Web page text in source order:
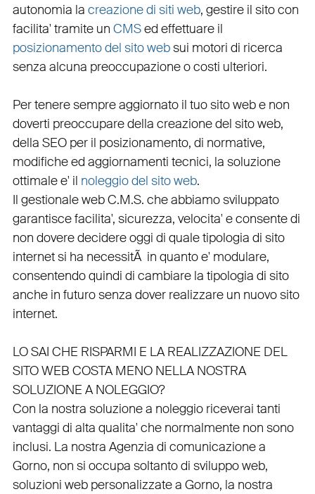
autonomia la creazione di siti web, gestire il sito con
facilita' tramite un CMSed effettuare il
posizionamento del sito websui motori di ricerca
senza alcuna preoccupazione o costi ulteriori.
Per tenere sempre aggiornato il tuo sito web e non
doverti preoccupare della creazione del sito web,
della SEOper il posizionamento, di normative,
modifiche ed aggiornamenti tecnici, la soluzione
ottimale e' il noleggio del sito web.
Il gestionale web C.M.S. che abbiamo sviluppato
garantiscefacilita', sicurezza, velocita' e consente di
non dovere decidere oggi di quale tipologia di sito
internet si ha necessitÃ in quanto e' modulare,
consentendo quindi di cambiare la tipologia di sito
anche in futuro senza dover realizzare un nuovo sito
internet.
LO SAI CHE RISPARMI E LA REALIZZAZIONE DEL
SITO WEB COSTA MENO NELLA NOSTRA
SOLUZIONE A NOLEGGIO?
Con la nostra soluzione a noleggio riceverai tanti
vantaggi di alta qualita' che normalmente non sono
inclusi. La nostra Agenzia di comunicazione a
Gorno, non si occupa soltanto di sviluppo web,
soluzioni web personalizzate a Gorno, la nostra